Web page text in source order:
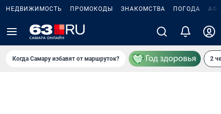
НЕДВИЖИМОСТЬ ПРОМОКОДЫ ЗНАКОМСТВА ПОГОДА
Когда Самару избавят от маршруток? 2